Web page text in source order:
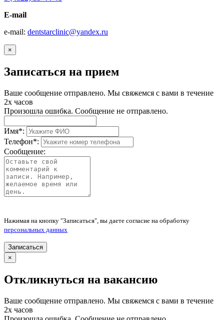
E-mail
е-mail: dentstarclinic@yandex.ru
×
Записаться на прием
Ваше сообщение отправлено. Мы свяжемся с вами в течение
2х часов
Произошла ошибка. Сообщение не отправлено.
Имя*:
Телефон*:
Сообщение:
Нажимая на кнопку "Записаться", вы даете согласие на обработку
персональных данных
Записаться
×
Откликнуться на вакансию
Ваше сообщение отправлено. Мы свяжемся с вами в течение
2х часов